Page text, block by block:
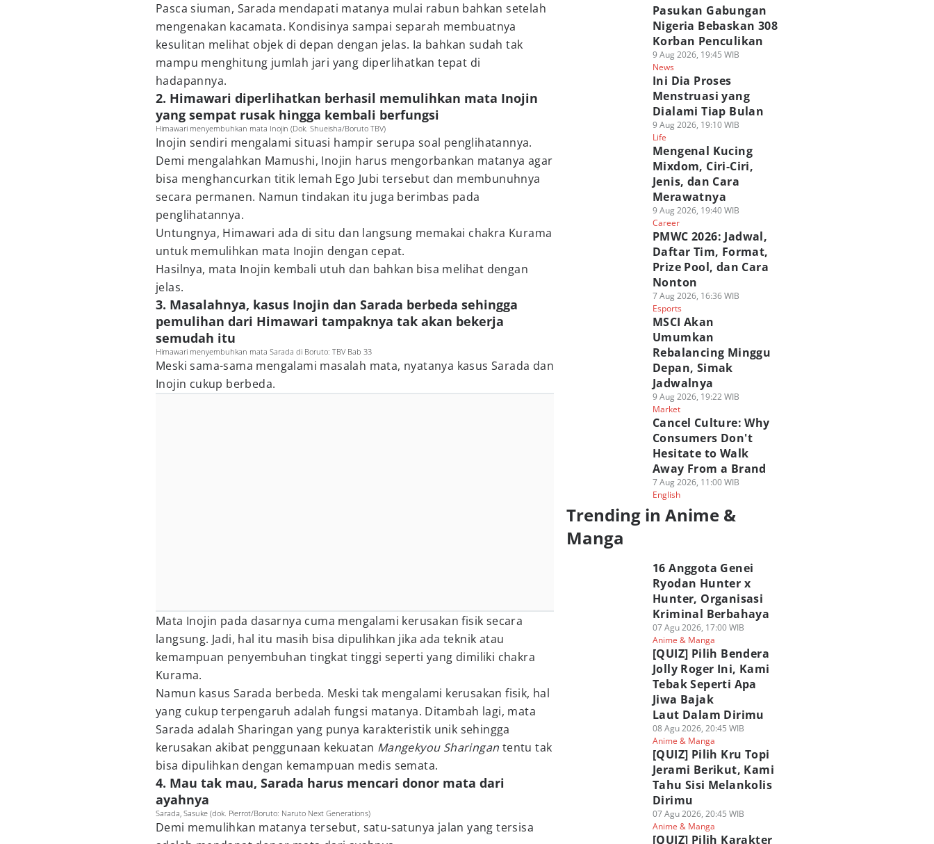
Pasca siuman, Sarada mendapati matanya mulai rabun bahkan setelah
mengenakan kacamata. Kondisinya sampai separah membuatnya
kesulitan melihat objek di depan dengan jelas. Ia bahkan sudah tak
mampu menghitung jumlah jari yang diperlihatkan tepat di
hadapannya.
2. Himawari diperlihatkan berhasil memulihkan mata Inojin
yang sempat rusak hingga kembali berfungsi
Himawari menyembuhkan mata Inojin (Dok. Shueisha/Boruto TBV)
Inojin sendiri mengalami situasi hampir serupa soal penglihatannya.
Demi mengalahkan Mamushi, Inojin harus mengorbankan matanya agar
bisa menghancurkan titik lemah Ego Jubi tersebut dan membunuhnya
secara permanen. Namun tindakan itu juga berimbas pada
penglihatannya.
Untungnya, Himawari ada di situ dan langsung memakai chakra Kurama
untuk memulihkan mata Inojin dengan cepat.
Hasilnya, mata Inojin kembali utuh dan bahkan bisa melihat dengan
jelas.
3. Masalahnya, kasus Inojin dan Sarada berbeda sehingga
pemulihan dari Himawari tampaknya tak akan bekerja
semudah itu
Himawari menyembuhkan mata Sarada di Boruto: TBV Bab 33
Meski sama-sama mengalami masalah mata, nyatanya kasus Sarada dan
Inojin cukup berbeda.
Mata Inojin pada dasarnya cuma mengalami kerusakan fisik secara
langsung. Jadi, hal itu masih bisa dipulihkan jika ada teknik atau
kemampuan penyembuhan tingkat tinggi seperti yang dimiliki chakra
Kurama.
Namun kasus Sarada berbeda. Meski tak mengalami kerusakan fisik, hal
yang cukup terpengaruh adalah fungsi matanya. Ditambah lagi, mata
Sarada adalah Sharingan yang punya karakteristik unik sehingga
kerusakan akibat penggunaan kekuatan Mangekyou Sharingan tentu tak
bisa dipulihkan dengan kemampuan medis semata.
4. Mau tak mau, Sarada harus mencari donor mata dari
ayahnya
Sarada, Sasuke (dok. Pierrot/Boruto: Naruto Next Generations)
Demi memulihkan matanya tersebut, satu-satunya jalan yang tersisa
Pasukan Gabungan
Nigeria Bebaskan 308
Korban Penculikan
9 Aug 2026, 19:45 WIB
News
Ini Dia Proses
Menstruasi yang
Dialami Tiap Bulan
9 Aug 2026, 19:10 WIB
Life
Mengenal Kucing
Mixdom, Ciri-Ciri,
Jenis, dan Cara
Merawatnya
9 Aug 2026, 19:40 WIB
Career
PMWC 2026: Jadwal,
Daftar Tim, Format,
Prize Pool, dan Cara
Nonton
7 Aug 2026, 16:36 WIB
Esports
MSCI Akan
Umumkan
Rebalancing Minggu
Depan, Simak
Jadwalnya
9 Aug 2026, 19:22 WIB
Market
Cancel Culture: Why
Consumers Don't
Hesitate to Walk
Away From a Brand
7 Aug 2026, 11:00 WIB
English
Trending in Anime &
Manga
16 Anggota Genei
Ryodan Hunter x
Hunter, Organisasi
Kriminal Berbahaya
07 Agu 2026, 17:00 WIB
Anime & Manga
[QUIZ] Pilih Bendera
Jolly Roger Ini, Kami
Tebak Seperti Apa
Jiwa Bajak
Laut Dalam Dirimu
08 Agu 2026, 20:45 WIB
Anime & Manga
[QUIZ] Pilih Kru Topi
Jerami Berikut, Kami
Tahu Sisi Melankolis
Dirimu
07 Agu 2026, 20:45 WIB
Anime & Manga
[QUIZ] Pilih Karakter